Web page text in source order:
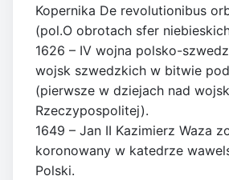
Kopernika De revolutionibus
(pol.O obrotach sfer
1626 – IV wojna polsko-
wojsk szwedzkich w bitwie
(pierwsze w dziejach nad
Rzeczypospolitej).
1649 – Jan II Kazimierz Waza
koronowany w katedrze
Polski.